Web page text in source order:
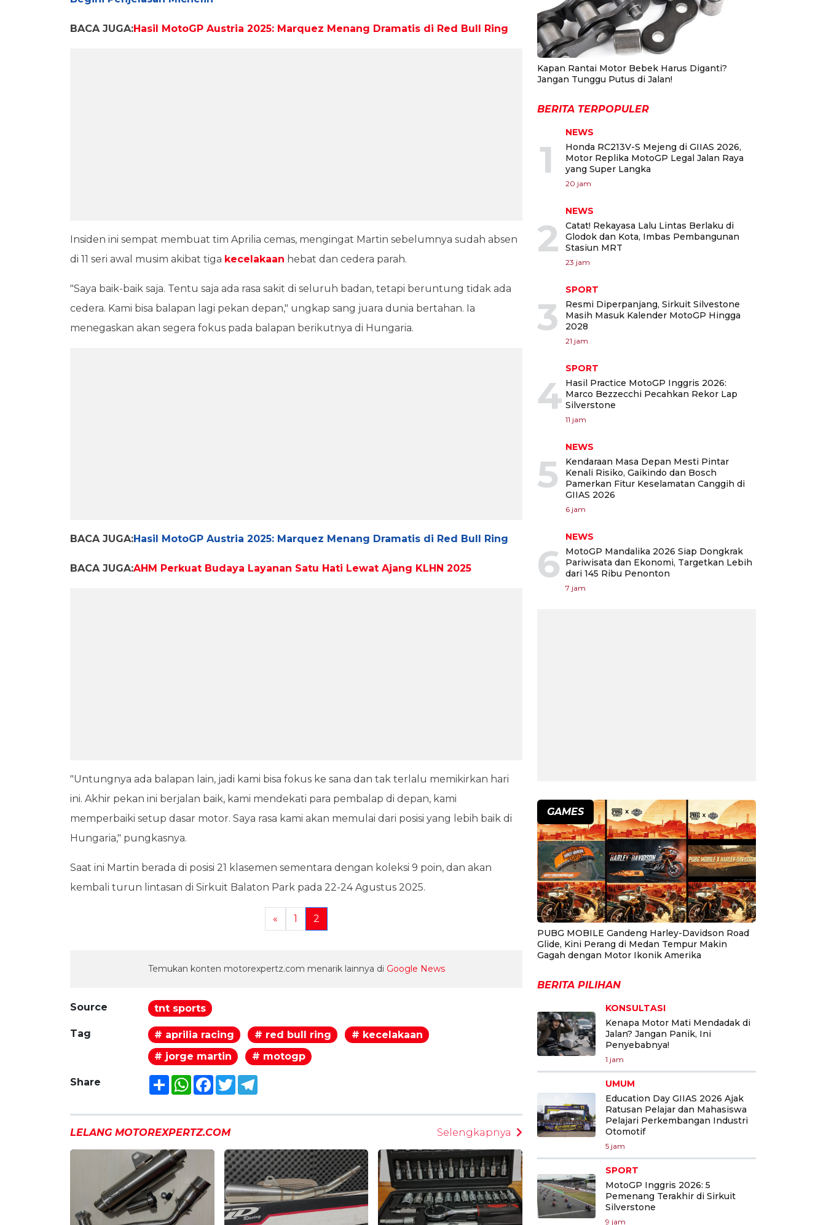
BACA JUGA:Hasil MotoGP Austria 2025: Marquez Menang Dramatis di Red Bull Ring
Insiden ini sempat membuat tim Aprilia cemas, mengingat Martin sebelumnya sudah absen
di 11 seri awal musim akibat tiga kecelakaan hebat dan cedera parah.
"Saya baik-baik saja. Tentu saja ada rasa sakit di seluruh badan, tetapi beruntung tidak ada
cedera. Kami bisa balapan lagi pekan depan," ungkap sang juara dunia bertahan. Ia
menegaskan akan segera fokus pada balapan berikutnya di Hungaria.
BACA JUGA:Hasil MotoGP Austria 2025: Marquez Menang Dramatis di Red Bull Ring
BACA JUGA:AHM Perkuat Budaya Layanan Satu Hati Lewat Ajang KLHN 2025
"Untungnya ada balapan lain, jadi kami bisa fokus ke sana dan tak terlalu memikirkan hari
ini. Akhir pekan ini berjalan baik, kami mendekati para pembalap di depan, kami
memperbaiki setup dasar motor. Saya rasa kami akan memulai dari posisi yang lebih baik di
Hungaria," pungkasnya.
Saat ini Martin berada di posisi 21 klasemen sementara dengan koleksi 9 poin, dan akan
kembali turun lintasan di Sirkuit Balaton Park pada 22-24 Agustus 2025.
« 1 2
Temukan konten motorexpertz.com menarik lainnya di Google News
Source tnt sports
Tag # aprilia racing # red bull ring
# kecelakaan
# jorge martin
# motogp
Share ShareWhatsApp
Facebook
TwitterTelegram
LELANG MOTOREXPERTZ.COM Selengkapnya
Kapan Rantai Motor Bebek Harus Diganti?
Jangan Tunggu Putus di Jalan!
BERITA TERPOPULER
1
NEWS
Honda RC213V-S Mejeng di GIIAS 2026,
Motor Replika MotoGP Legal Jalan Raya
yang Super Langka
20 jam
2
NEWS
Catat! Rekayasa Lalu Lintas Berlaku di
Glodok dan Kota, Imbas Pembangunan
Stasiun MRT
23 jam
3
SPORT
Resmi Diperpanjang, Sirkuit Silvestone
Masih Masuk Kalender MotoGP Hingga
2028
21 jam
4
SPORT
Hasil Practice MotoGP Inggris 2026:
Marco Bezzecchi Pecahkan Rekor Lap
Silverstone
11 jam
5
NEWS
Kendaraan Masa Depan Mesti Pintar
Kenali Risiko, Gaikindo dan Bosch
Pamerkan Fitur Keselamatan Canggih di
GIIAS 2026
6 jam
6
NEWS
MotoGP Mandalika 2026 Siap Dongkrak
Pariwisata dan Ekonomi, Targetkan Lebih
dari 145 Ribu Penonton
7 jam
GAMES
PUBG MOBILE Gandeng Harley-Davidson Road
Glide, Kini Perang di Medan Tempur Makin
Gagah dengan Motor Ikonik Amerika
BERITA PILIHAN
KONSULTASI
Kenapa Motor Mati Mendadak di
Jalan? Jangan Panik, Ini
Penyebabnya!
1 jam
UMUM
Education Day GIIAS 2026 Ajak
Ratusan Pelajar dan Mahasiswa
Pelajari Perkembangan Industri
Otomotif
5 jam
SPORT
MotoGP Inggris 2026: 5
Pemenang Terakhir di Sirkuit
Silverstone
9 jam